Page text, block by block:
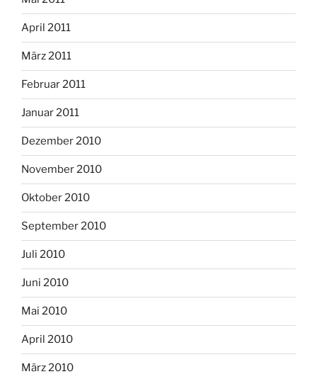
April 2011
März 2011
Februar 2011
Januar 2011
Dezember 2010
November 2010
Oktober 2010
September 2010
Juli 2010
Juni 2010
Mai 2010
April 2010
März 2010